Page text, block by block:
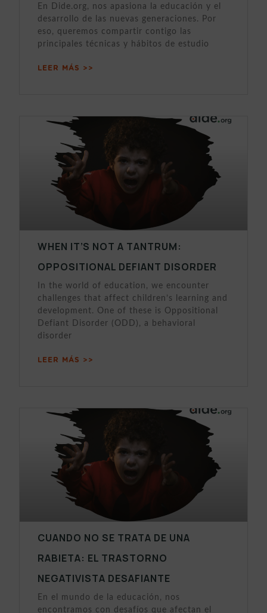
En Dide.org, nos apasiona la educación y el
desarrollo de las nuevas generaciones. Por
eso, queremos compartir contigo las
principales técnicas y hábitos de estudio
LEER MÁS >>
WHEN IT’S NOT A TANTRUM:
OPPOSITIONAL DEFIANT DISORDER
In the world of education, we encounter
challenges that affect children’s learning and
development. One of these is Oppositional
Defiant Disorder (ODD), a behavioral
disorder
LEER MÁS >>
CUANDO NO SE TRATA DE UNA
RABIETA: EL TRASTORNO
NEGATIVISTA DESAFIANTE
En el mundo de la educación, nos
encontramos con desafíos que afectan el